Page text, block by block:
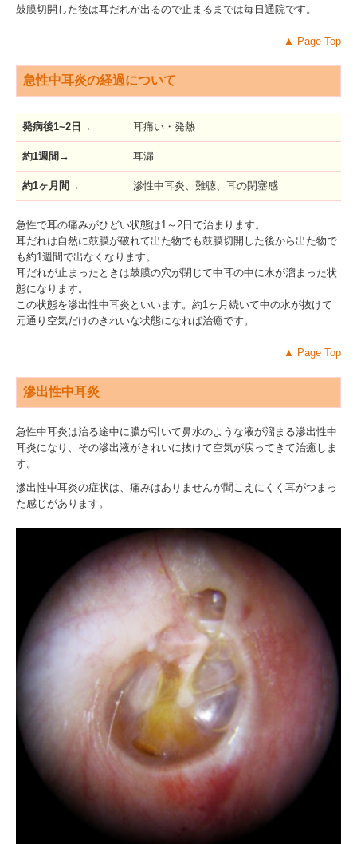
鼓膜切開した後は耳だれが出るので止まるまでは毎日通院です。
▲ Page Top
急性中耳炎の経過について
発病後1~2日→ 耳痛い・発熱
約1週間 → 耳漏
約1ヶ月間 → 滲性中耳炎、難聴、耳の閉塞感
急性で耳の痛みがひどい状態は1～2日で治まります。
耳だれは自然に鼓膜が破れて出た物でも鼓膜切開した後から出た物で
も約1週間で出なくなります。
耳だれが止まったときは鼓膜の穴が閉じて中耳の中に水が溜まった状
態になります。
この状態を滲出性中耳炎といいます。約1ヶ月続いて中の水が抜けて
元通り空気だけのきれいな状態になれば治癒です。
▲ Page Top
滲出性中耳炎
急性中耳炎は治る途中に膿が引いて鼻水のような液が溜まる滲出性中
耳炎になり、その滲出液がきれいに抜けて空気が戻ってきて治癒しま
す。
滲出性中耳炎の症状は、痛みはありませんが聞こえにくく耳がつまっ
た感じがあります。